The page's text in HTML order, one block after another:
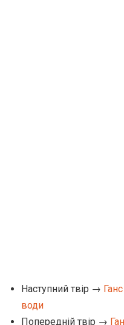
Наступний твір →
води
Попередній твір →